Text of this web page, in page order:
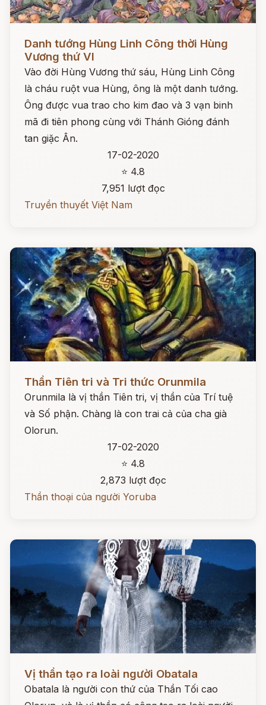
Danh tướng Hùng Linh Công thời Hùng
Vương thứ VI
Vào đời Hùng Vương thứ sáu, Hùng Linh Công
là cháu ruột vua Hùng, ông là một danh tướng.
Ông được vua trao cho kim đao và 3 vạn binh
mã đi tiên phong cùng với Thánh Gióng đánh
tan giặc Ân.
17-02-2020
⭐ 4.8
7,951 lượt đọc
Truyền thuyết Việt Nam
Đọc ngay
Thần Tiên tri và Tri thức Orunmila
Orunmila là vị thần Tiên tri, vị thần của Trí tuệ
và Số phận. Chàng là con trai cả của cha già
Olorun.
17-02-2020
⭐ 4.8
2,873 lượt đọc
Thần thoại của người Yoruba
Đọc ngay
Vị thần tạo ra loài người Obatala
Obatala là người con thứ của Thần Tối cao